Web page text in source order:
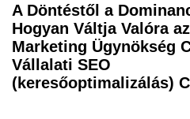
A Döntéstől a
Hogyan Váltja Valóra
Marketing Ügynökség
Vállalati SEO
(keresőoptimalizálás)